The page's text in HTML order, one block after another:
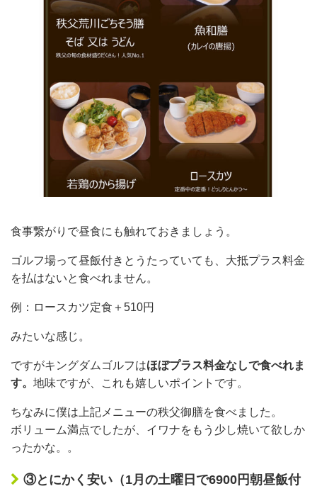
食事繋がりで昼食にも触れておきましょう。
ゴルフ場って昼飯付きとうたっていても、大抵プラス料金
を払はないと食べれません。
例：ロースカツ定食＋510円
みたいな感じ。
ですがキングダムゴルフはほぼプラス料金なしで食べれま
す。 地味ですが、これも嬉しいポイントです。
ちなみに僕は上記メニューの秩父御膳を食べました。
ボリューム満点でしたが、イワナをもう少し焼いて欲しか
ったかな。。
③とにかく安い（1月の土曜日で6900円朝昼飯付